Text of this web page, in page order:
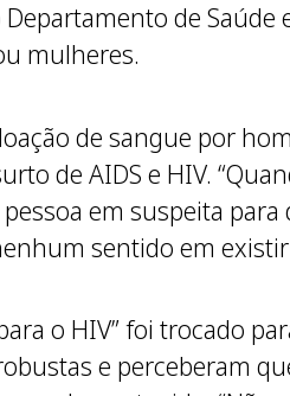
Departamento de
mulheres.
de sangue por
de AIDS e HIV.
em suspeita
sentido em
o HIV” foi trocado
e perceberam